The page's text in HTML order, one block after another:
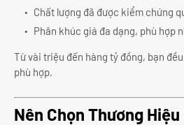
Chất lượng đã được kiểm chứng
Phân khúc giá đa dạng, phù hợp
Từ vài triệu đến hàng tỷ đồng, bạn
phù hợp.
Nên Chọn Thương